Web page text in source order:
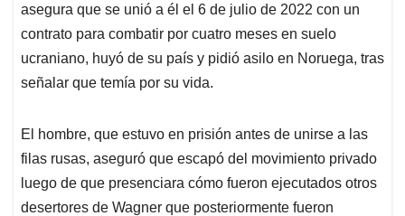
asegura que se unió a él el 6 de julio de 2022 con un
contrato para combatir por cuatro meses en suelo
ucraniano, huyó de su país y pidió asilo en Noruega, tras
señalar que temía por su vida.
El hombre, que estuvo en prisión antes de unirse a las
filas rusas, aseguró que escapó del movimiento privado
luego de que presenciara cómo fueron ejecutados otros
desertores de Wagner que posteriormente fueron